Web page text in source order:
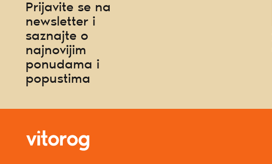
Prijavite se na
newsletter i
saznajte o
najnovijim
ponudama i
popustima